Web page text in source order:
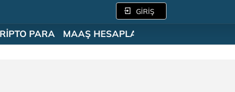
GİRİŞ
PARA MAAŞ HESAPLAMA